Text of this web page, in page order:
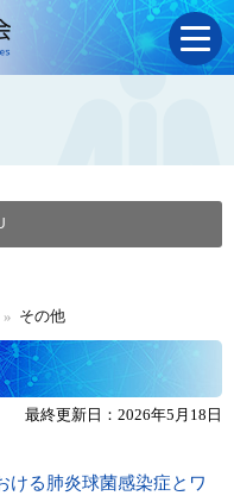
» その他
最終更新日：2026年5月18日
ける肺炎球菌感染症とワ